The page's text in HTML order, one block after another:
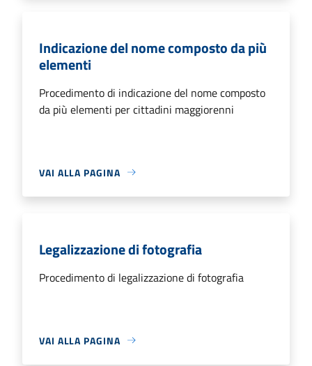
Indicazione del nome composto da più
elementi
Procedimento di indicazione del nome composto
da più elementi per cittadini maggiorenni
VAI ALLA PAGINA
Legalizzazione di fotografia
Procedimento di legalizzazione di fotografia
VAI ALLA PAGINA